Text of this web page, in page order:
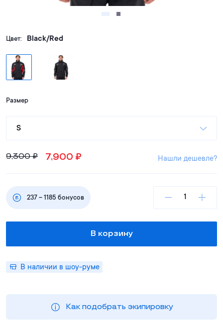
Цвет: Black/Red
Размер
S
9,300₽ 7,900 ₽ Нашли дешевле?
237 – 1185 бонусов
В корзину
В наличии в шоу-руме
Как подобрать экипировку